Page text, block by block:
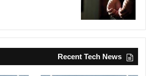
Recent Tech News